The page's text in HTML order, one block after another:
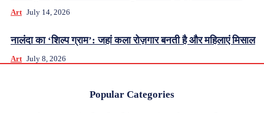
Art July 14, 2026
नालंदा का ‘शिल्प ग्राम’: जहां कला रोज़गार बनती है और महिलाएं मिसाल
Art July 8, 2026
Popular Categories